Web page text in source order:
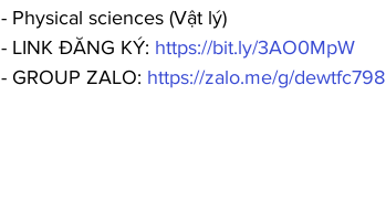
- Physical sciences (Vật lý)
- LINK ĐĂNG KÝ: https://bit.ly/3AO0MpW
- GROUP ZALO: https://zalo.me/g/dewtfc798